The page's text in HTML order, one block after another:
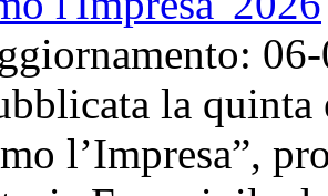
la
l’Impresa”,